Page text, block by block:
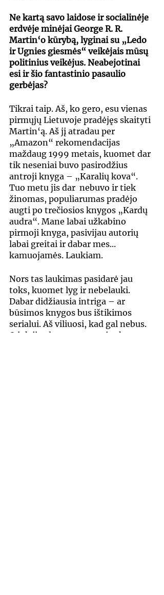
Ne kartą savo laidose ir socialinėje
erdvėje minėjai George R. R.
Martin‘o kūrybą, lyginai su „Ledo
ir Ugnies giesmės“ veikėjais mūsų
politinius veikėjus. Neabejotinai
esi ir šio fantastinio pasaulio
gerbėjas?
Tikrai taip. Aš, ko gero, esu vienas
pirmųjų Lietuvoje pradėjęs skaityti
Martin‘ą. Aš jį atradau per
„Amazon“ rekomendacijas
maždaug 1999 metais, kuomet dar
tik neseniai buvo pasirodžius
antroji knyga – „Karalių kova“.
Tuo metu jis dar  nebuvo ir tiek
žinomas, populiarumas pradėjo
augti po trečiosios knygos „Kardų
audra“. Mane labai užkabino
pirmoji knyga, pasivijau autorių
labai greitai ir dabar mes...
kamuojamės. Laukiam.
Nors tas laukimas pasidarė jau
toks, kuomet lyg ir nebelauki.
Dabar didžiausia intriga – ar
būsimos knygos bus ištikimos
serialui. Aš viliuosi, kad gal nebus.
O juk jis planavo septynias knygas,